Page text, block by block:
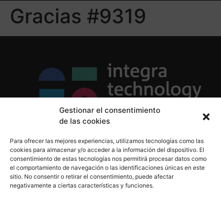
Gestionar el consentimiento
de las cookies
Para ofrecer las mejores experiencias, utilizamos tecnologías como las
cookies para almacenar y/o acceder a la información del dispositivo. El
consentimiento de estas tecnologías nos permitirá procesar datos como
el comportamiento de navegación o las identificaciones únicas en este
sitio. No consentir o retirar el consentimiento, puede afectar
negativamente a ciertas características y funciones.
Gracias #9319
Política de Cookies
Aviso Legal